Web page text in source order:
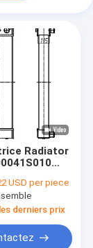
Radiator
SK260-8
8 Kobelco
USD per piece
derniers prix